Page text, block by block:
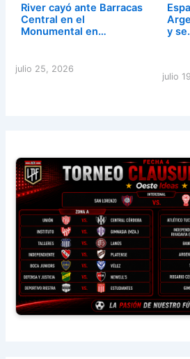
River cayó ante Barracas
Central en el
Monumental en…
julio 25, 2026
y
julio